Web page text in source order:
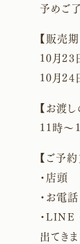
予めご
【販売期
10月23
10月24
【お渡し
11時〜
【ご予約
・店頭
・お電
・LINE
出てき